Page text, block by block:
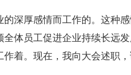
的深厚感情而工作的。这种
体员工促进企业持续长远
着。现在，我向大会述职，